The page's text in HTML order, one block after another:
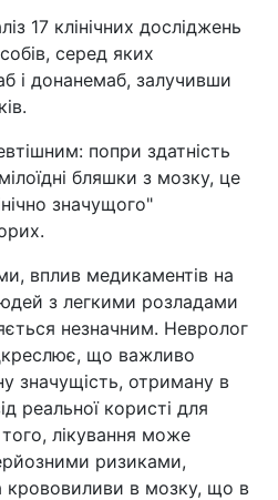
17 клінічних досліджень
серед яких
і донанемаб, залучивши
попри здатність
бляшки з мозку, це
значущого"
вплив медикаментів на
з легкими розладами
незначним. Невролог
що важливо
значущість, отриману в
реальної користі для
лікування може
ризиками,
крововиливи в мозку, що в